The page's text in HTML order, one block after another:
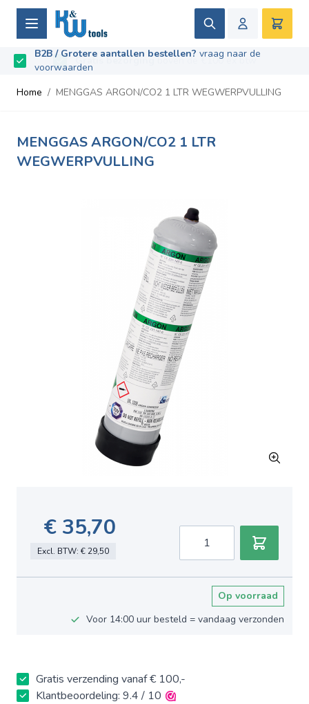
Ga naar de inhoud
Zoek
B2B / Grotere aantallen bestellen? vraag naar de
voorwaarden
Beoordeeld met 9.5/10- Gebaseerd op 669recensies
Home / MENGGAS ARGON/CO2 1 LTR WEGWERPVULLING
MENGGAS ARGON/CO2 1 LTR
WEGWERPVULLING
€ 35,70
Excl. BTW: € 29,50
Op voorraad
Voor 14:00 uur besteld = vandaag verzonden
Gratis verzending vanaf € 100,-
Klantbeoordeling: 9.4 / 10